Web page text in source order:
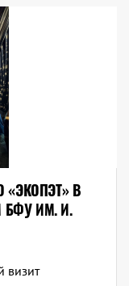
«ЭКОПЭТ» В
ИМ. И.
визит